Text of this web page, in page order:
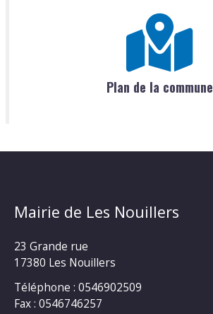
Plan de la commune
Mairie de Les Nouillers
23 Grande rue
17380 Les Nouillers
Téléphone : 0546902509
Fax : 0546746257